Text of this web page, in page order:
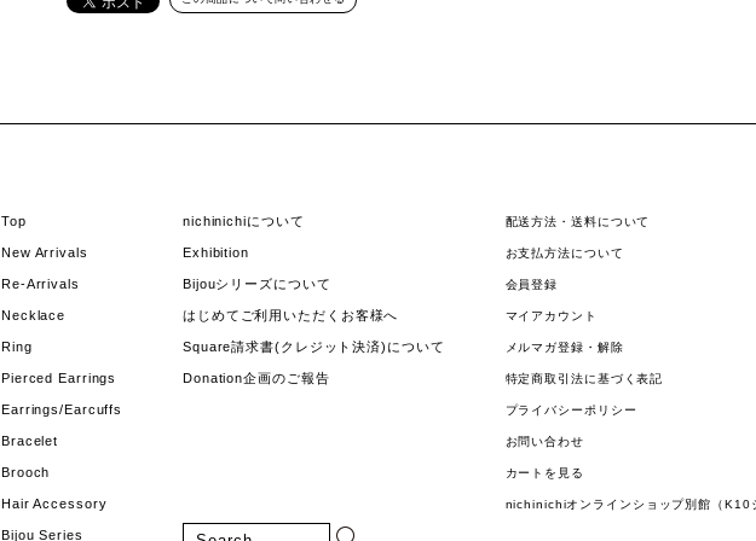
Top
New Arrivals
Re-Arrivals
Necklace
Ring
Pierced Earrings
Earrings/Earcuffs
Bracelet
Brooch
Hair Accessory
Bijou Series
nichinichiについて
Exhibition
Bijouシリーズについて
はじめてご利用いただくお客様へ
Square請求書(クレジット決済)について
Donation企画のご報告
配送方法・送料について
お支払方法について
会員登録
マイアカウント
メルマガ登録・解除
特定商取引法に基づく表記
プライバシーポリシー
お問い合わせ
カートを見る
nichinichiオンラインショップ別館（K10